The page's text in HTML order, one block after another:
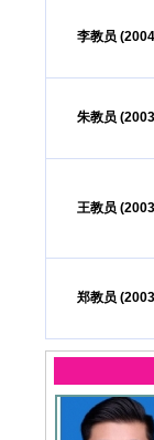
李教员
朱教员
王教员
郑教员